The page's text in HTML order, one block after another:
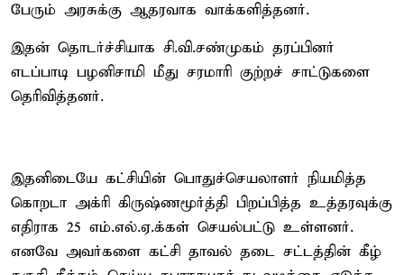
பேரும் அரசுக்கு ஆதரவாக வாக்களித்தனர்.
இதன் தொடர்ச்சியாக சி.வி.சண்முகம் தரப்பினர்
எடப்பாடி பழனிசாமி மீது சரமாரி குற்றச் சாட்டுகளை
தெரிவித்தனர்.
இதனிடையே கட்சியின் பொதுச்செயலாளர் நியமித்த
கொறடா அக்ரி கிருஷ்ணமூர்த்தி பிறப்பித்த உத்தரவுக்கு
எதிராக 25 எம்.எல்.ஏ.க்கள் செயல்பட்டு உள்ளனர்.
எனவே அவர்களை கட்சி தாவல் தடை சட்டத்தின் கீழ்